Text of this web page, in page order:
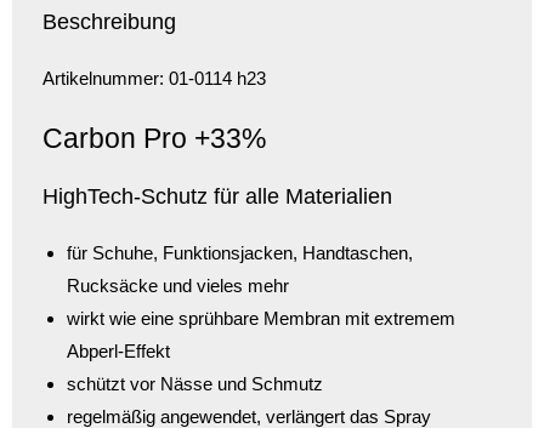
Beschreibung
Artikelnummer: 01-0114 h23
Carbon Pro +33%
HighTech-Schutz für alle Materialien
für Schuhe, Funktionsjacken, Handtaschen,
Rucksäcke und vieles mehr
wirkt wie eine sprühbare Membran mit extremem
Abperl-Effekt
schützt vor Nässe und Schmutz
regelmäßig angewendet, verlängert das Spray